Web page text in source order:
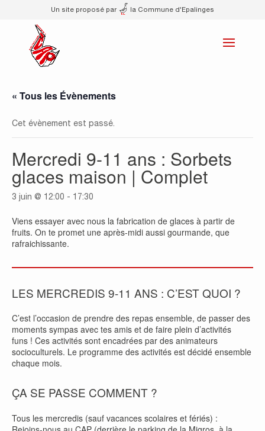
Un site proposé par la Commune d'Epalinges
« Tous les Évènements
Cet évènement est passé.
Mercredi 9-11 ans : Sorbets
glaces maison | Complet
3 juin @ 12:00 - 17:30
Viens essayer avec nous la fabrication de glaces à partir de
fruits. On te promet une après-midi aussi gourmande, que
rafraichissante.
LES MERCREDIS 9-11 ANS : C’EST QUOI ?
C’est l’occasion de prendre des repas ensemble, de passer des
moments sympas avec tes amis et de faire plein d’activités
funs ! Ces activités sont encadrées par des animateurs
socioculturels. Le programme des activités est décidé ensemble
chaque mois.
ÇA SE PASSE COMMENT ?
Tous les mercredis (sauf vacances scolaires et fériés) :